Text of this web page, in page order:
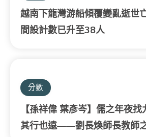
越南下龍灣游船傾覆變亂逝世
間設計數已升至38人
分數
【孫祥偉 葉彥岑】儒之年夜找
其行也遠——劉長煥師長教師